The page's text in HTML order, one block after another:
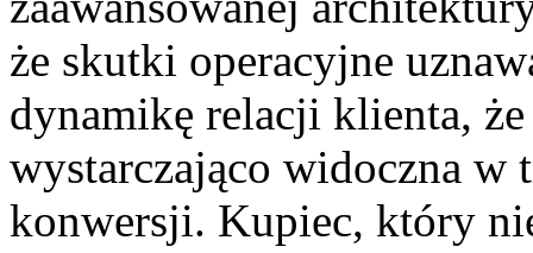
że skutki operacyjne
dynamikę relacji klienta,
wystarczająco widoczna w
konwersji. Kupiec, który